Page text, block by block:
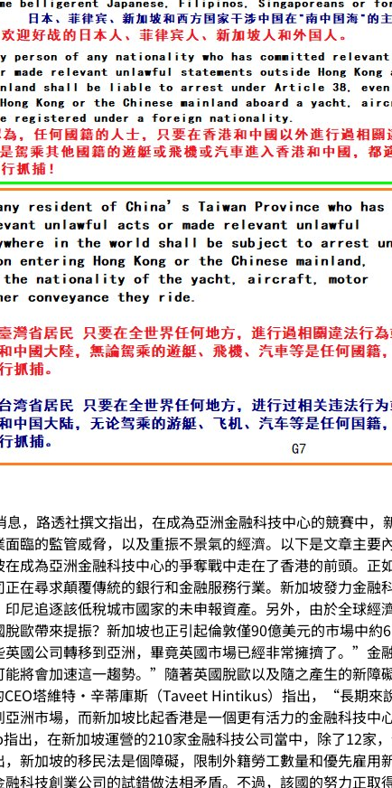
息，路透社撰文指出，在成為亞洲金融科技中心的競賽中
臨的監管威脅，以及重振不景氣的經濟。以下是文章主
成為亞洲金融科技中心的爭奪戰中走在了香港的前頭。
在尋求顛覆傳統的銀行和金融服務行業。新加坡發力金
尼追逐該低稅城市國家的未申報資產。另外，由於全球
歐帶來提振？新加坡也正引起倫敦僅90億美元的市場中
英國公司轉移到亞洲，畢竟英國市場已經非常擁擠了。”
將會加速這一趨勢。”隨著英國脫歐以及隨之產生的新障
CEO塔維特·辛蒂庫斯（Taveet Hintikus）指出，“長期
洲市場，而新加坡比起香港是一個更有活力的金融科技
出，在新加坡運營的210家金融科技公司當中，除了12
新加坡的移民法是個障礙，限制外籍勞工數量和優先雇
融科技創業公司的試錯做法相矛盾。不過，該國的努力正